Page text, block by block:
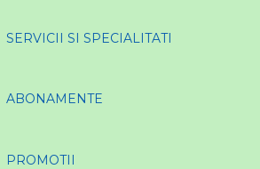
SERVICII SI SPECIALITATI
ABONAMENTE
PROMOTII